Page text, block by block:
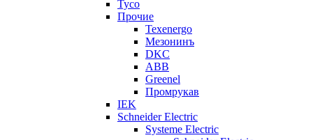
Tyco
Прочие
Texenergo
Мезонинъ
DKC
ABB
Greenel
Промрукав
IEK
Schneider Electric
Systeme Electric